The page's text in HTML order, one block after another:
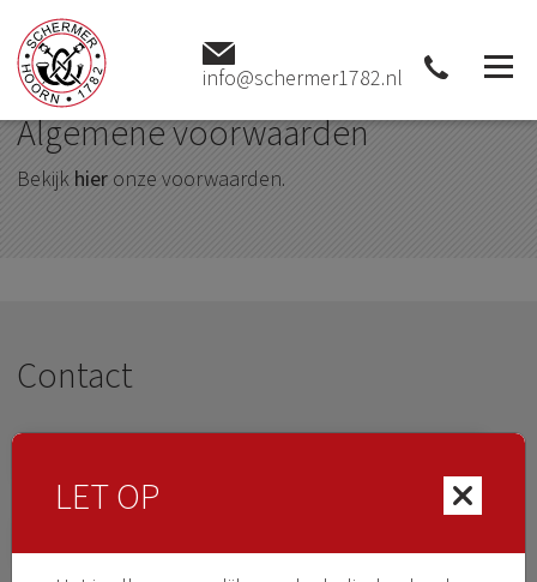
LET OP
info@schermer1782.nl
Home Algemene voorwaarden
Algemene voorwaarden
Bekijk hieronze voorwaarden.
Contact